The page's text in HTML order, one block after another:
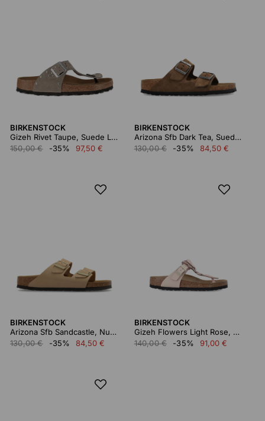
BIRKENSTOCK
Gizeh Rivet Taupe, Suede Leather
150,00 €
-35% 97,50 €
BIRKENSTOCK
Arizona Sfb Dark Tea, Suede Leather
130,00 €
-35% 84,50 €
BIRKENSTOCK
Arizona Sfb Sandcastle, Nubuck Leather
130,00 €
-35% 84,50 €
BIRKENSTOCK
Gizeh Flowers Light Rose, Natural Leather
140,00 €
-35% 91,00 €